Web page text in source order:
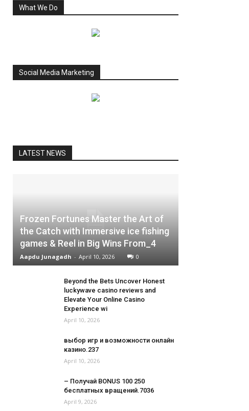
What We Do
Social Media Marketing
LATEST NEWS
Frozen Fortunes Master the Art of
the Catch with Immersive ice fishing
games & Reel in Big Wins From_4
Aapdu Junagadh - April 10, 2026 0
Beyond the Bets Uncover Honest
luckywave casino reviews and
Elevate Your Online Casino
Experience wi
April 10, 2026
выбор игр и возможности онлайн
казино.237
April 10, 2026
– Получай BONUS 100 250
бесплатных вращений.7036
April 9, 2026